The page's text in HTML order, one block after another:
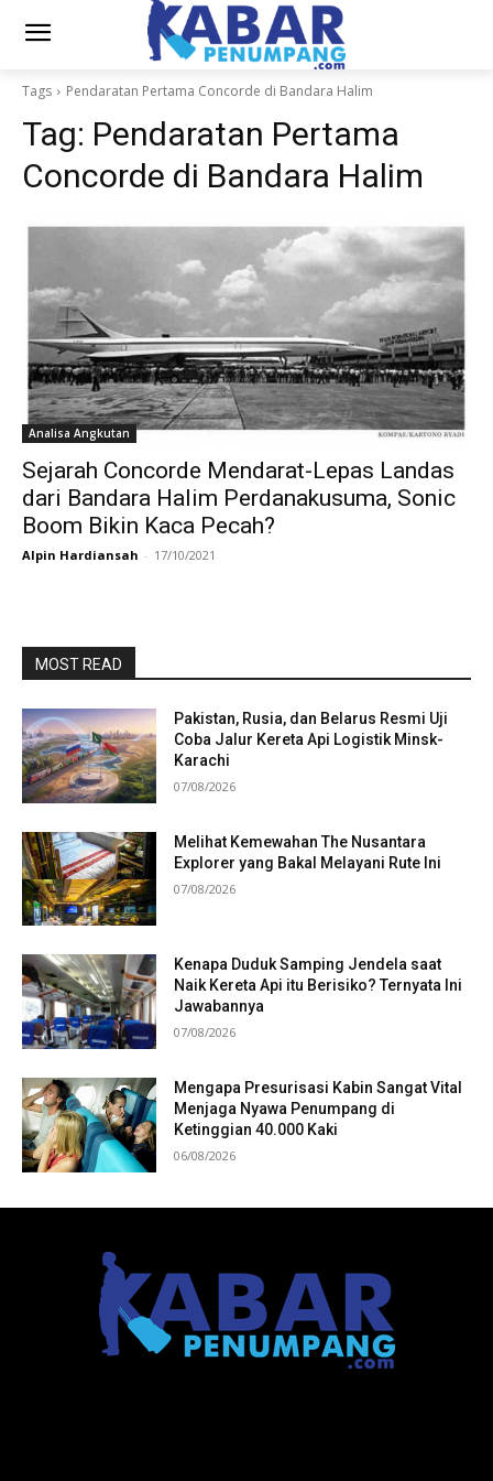
Tags Pendaratan Pertama Concorde di Bandara Halim
Tag: Pendaratan Pertama
Concorde di Bandara Halim
Analisa Angkutan
Sejarah Concorde Mendarat-Lepas Landas
dari Bandara Halim Perdanakusuma, Sonic
Boom Bikin Kaca Pecah?
Alpin Hardiansah - 17/10/2021
MOST READ
Pakistan, Rusia, dan Belarus Resmi Uji
Coba Jalur Kereta Api Logistik Minsk-
Karachi
07/08/2026
Melihat Kemewahan The Nusantara
Explorer yang Bakal Melayani Rute Ini
07/08/2026
Kenapa Duduk Samping Jendela saat
Naik Kereta Api itu Berisiko? Ternyata Ini
Jawabannya
07/08/2026
Mengapa Presurisasi Kabin Sangat Vital
Menjaga Nyawa Penumpang di
Ketinggian 40.000 Kaki
06/08/2026